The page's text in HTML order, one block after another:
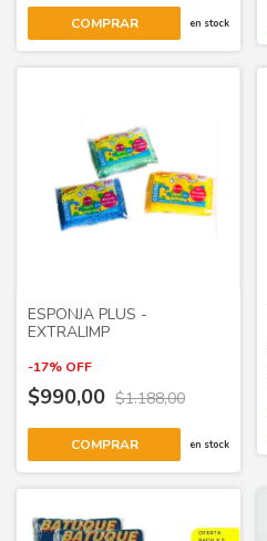
COMPRAR en stock
ESPONJA PLUS -
EXTRALIMP
-17% OFF
$990,00 $1.188,00
COMPRAR en stock